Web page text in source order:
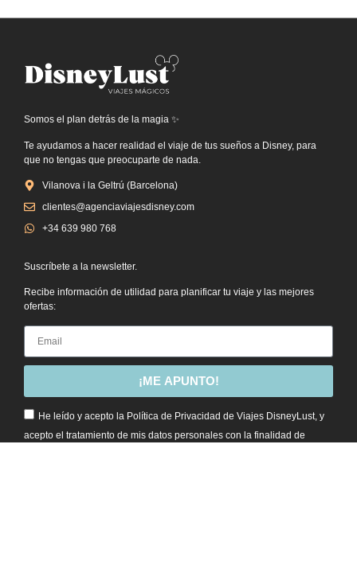
Somos el plan detrás de la magia ✨
Te ayudamos a hacer realidad el viaje de tus sueños a Disney, para
que no tengas que preocuparte de nada.
Vilanova i la Geltrú (Barcelona)
clientes@agenciaviajesdisney.com
+34 639 980 768
Suscríbete a la newsletter.
Recibe información de utilidad para planificar tu viaje y las mejores
ofertas:
He leído y acepto la Política de Privacidad de Viajes DisneyLust, y
acepto el tratamiento de mis datos personales con la finalidad de
¡ME APUNTO!